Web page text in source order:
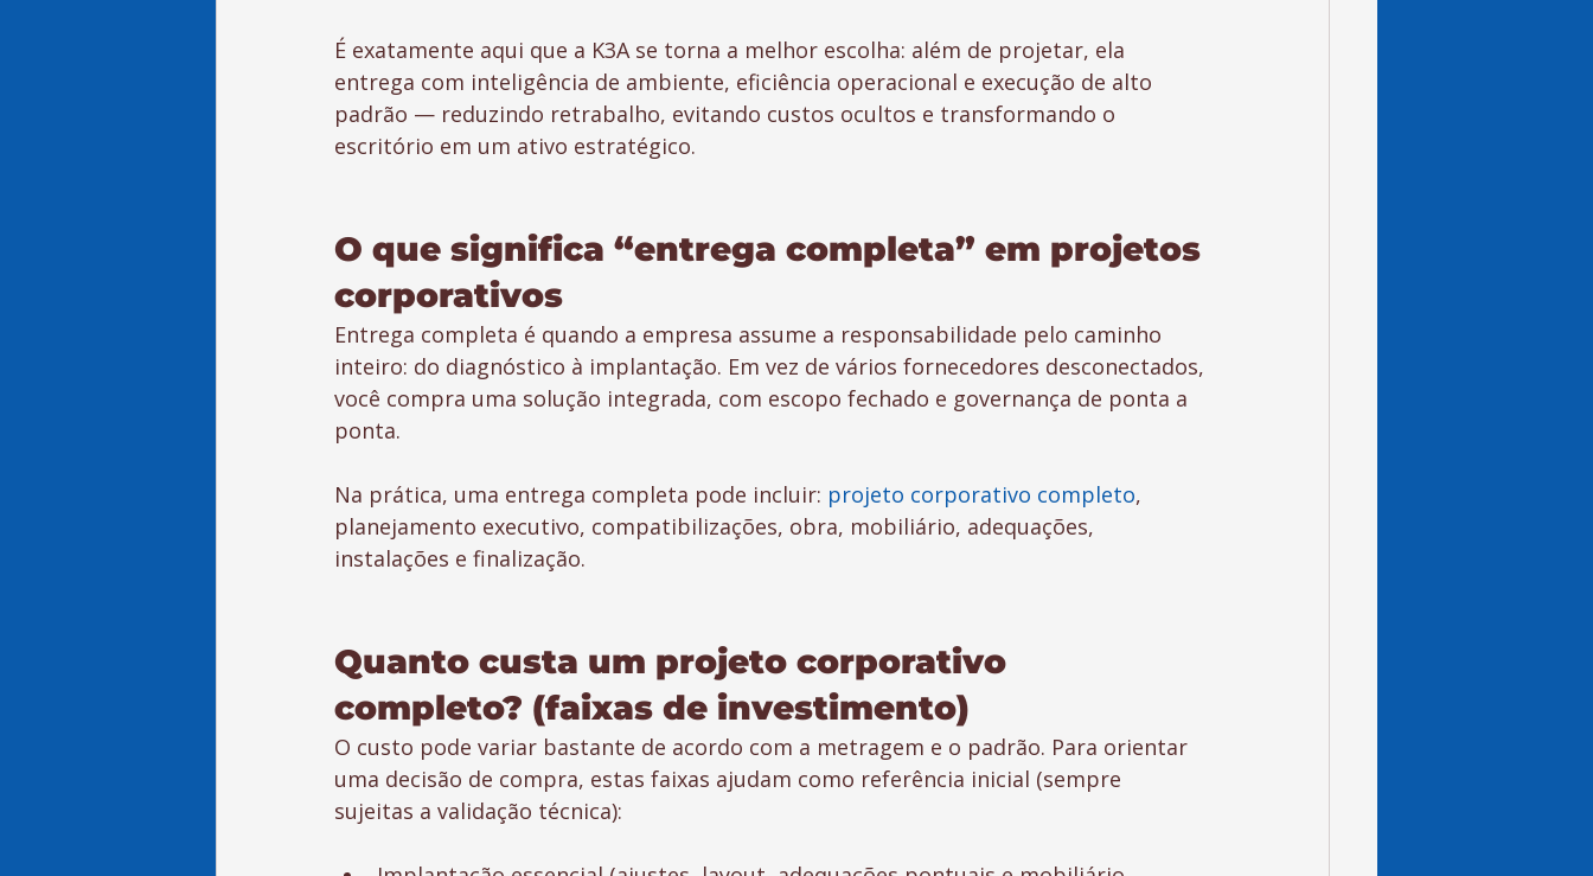
É exatamente aqui que a K3A se torna a melhor escolha: além de projetar, ela
entrega com inteligência de ambiente, eficiência operacional e execução de alto
padrão — reduzindo retrabalho, evitando custos ocultos e transformando o
escritório em um ativo estratégico.
O que significa “entrega completa” em projetos
corporativos
Entrega completa é quando a empresa assume a responsabilidade pelo caminho
inteiro: do diagnóstico à implantação. Em vez de vários fornecedores desconectados,
você compra uma solução integrada, com escopo fechado e governança de ponta a
ponta.
Na prática, uma entrega completa pode incluir: projeto corporativo completo,
planejamento executivo, compatibilizações, obra, mobiliário, adequações,
instalações e finalização.
Quanto custa um projeto corporativo
completo? (faixas de investimento)
O custo pode variar bastante de acordo com a metragem e o padrão. Para orientar
uma decisão de compra, estas faixas ajudam como referência inicial (sempre
sujeitas a validação técnica):